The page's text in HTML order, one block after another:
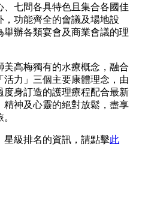
、七間各具特色且集合各國佳
功能齊全的會議及場地設
辦各類宴會及商業會議的理
高梅獨有的水療概念，融合
活力」三個主要康體理念，由
度身訂造的護理療程配合最新
精神及心靈的絕對放鬆，盡享
級排名的資訊，請點擊此